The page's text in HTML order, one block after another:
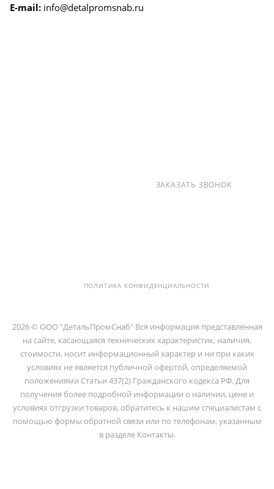
E-mail: info@detalpromsnab.ru
ЗАКАЗАТЬ ЗВОНОК
ПОЛИТИКА КОНФИДЕНЦИАЛЬНОСТИ
2026 © ООО "ДетальПромСнаб" Вся информация представленная
на сайте, касающаяся технических характеристик, наличия,
стоимости, носит информационный характер и ни при каких
условиях не является публичной офертой, определяемой
положениями Статьи 437(2) Гражданского кодекса РФ. Для
получения более подробной информации о наличии, цене и
условиях отгрузки товаров, обратитесь к нашим специалистам с
помощью формы обратной связи или по телефонам, указанным
в разделе Контакты.